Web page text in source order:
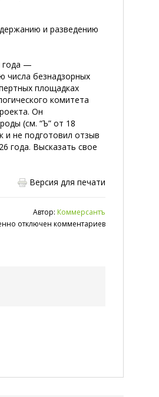
иразведению
года —
числа безнадзорных
площадках
комитета
Он
(см. “Ъ” от 18
и не подготовил отзыв
года. Высказать свое
Версия для печати
Автор: Коммерсантъ
отключен комментариев